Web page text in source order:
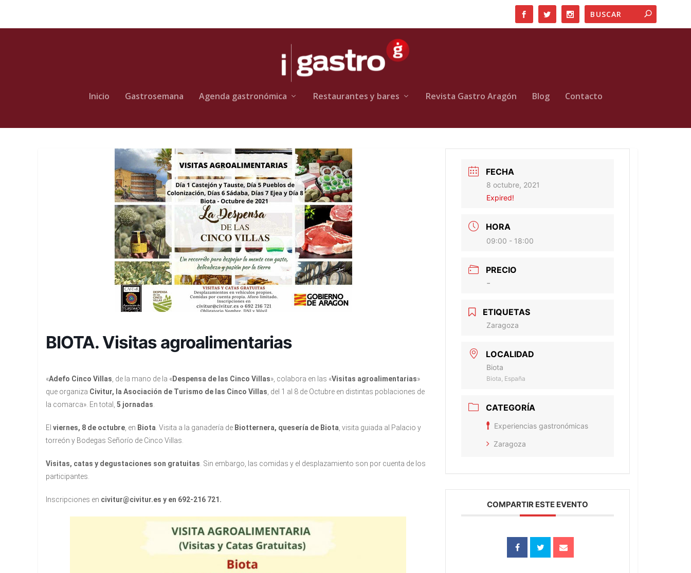
Inicio Gastrosemana Agenda gastronómica Restaurantes y bares Revista Gastro Aragón Blog Contacto
BIOTA. Visitas agroalimentarias
«Adefo Cinco Villas , de la mano de la «Despensa de las Cinco Villas», colabora en las «Visitas agroalimentarias»
que organiza Civitur, la Asociación de Turismo de las Cinco Villas , del 1 al 8 de Octubre en distintas poblaciones de
la comarca». En total, 5 jornadas
El viernes, 8 de octubre , en Biota . Visita a la ganadería de Biotternera, quesería de Biota , visita guiada al Palacio y
torreón y Bodegas Señorío de Cinco Villas.
Visitas, catas y degustaciones son gratuitas . Sin embargo, las comidas y el desplazamiento son por cuenta de los
participantes.
Inscripciones en civitur@civitur.es y en 692-216 721.
FECHA
8 octubre, 2021
Expired!
HORA
09:00 - 18:00
PRECIO
-
ETIQUETAS
Zaragoza
LOCALIDAD
Biota
Biota, España
CATEGORÍA
Experiencias gastronómicas
Zaragoza
COMPARTIR ESTE EVENTO